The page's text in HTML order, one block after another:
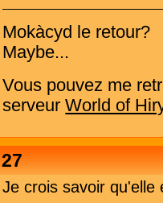
Mokàcyd le retour?
Maybe...
Vous pouvez me
serveurWorld of
Je crois savoir